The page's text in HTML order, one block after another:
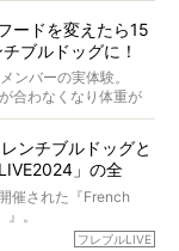
仏したことを知る方
い、むしろ心がスッ
」。
専門僧侶という道を
合うべきなのか。
ードを変えたら15
ブルドッグに！
ンバーの実体験。
合わなくなり体重が
のせいですね…」と言
き、我が家に届いたの
品でした。
べつづけて二年、愛
をしています。
み隠さず、時系列で
ンチブルドッグと
」の全
催された『French
。
ッグと7,000人のフレ
フレブルLIVE